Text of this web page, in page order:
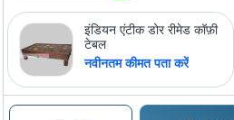
इंडियन एंटीक डोर रीमेड कॉफ़ी
टेबल
नवीनतम कीमत पता करें